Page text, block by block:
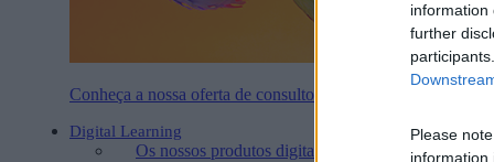
information
further
Please
information
Conheça a nossa oferta de consultoria
Digital Learning
Os nossos produtos digitais